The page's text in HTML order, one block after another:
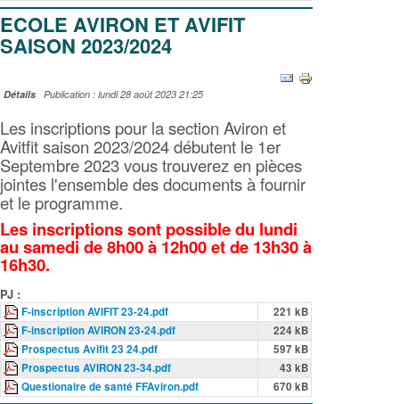
ECOLE AVIRON ET AVIFIT
SAISON 2023/2024
Détails Publication : lundi 28 août 2023 21:25
Les inscriptions pour la section Aviron et
Avitfit saison 2023/2024 débutent le 1er
Septembre 2023 vous trouverez en pièces
jointes l'ensemble des documents à fournir
et le programme.
Les inscriptions sont possible du lundi
au samedi de 8h00 à 12h00 et de 13h30 à
16h30.
PJ :
F-inscription AVIFIT 23-24.pdf
221 kB
F-inscription AVIRON 23-24.pdf
224 kB
Prospectus Avifit 23 24.pdf
597 kB
Prospectus AVIRON 23-34.pdf
43 kB
Questionaire de santé FFAviron.pdf
670 kB